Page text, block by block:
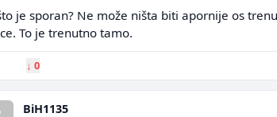
je sporan? Ne može ništa biti apornije os
To je trenutno tamo.
↓ 0
BiH1135